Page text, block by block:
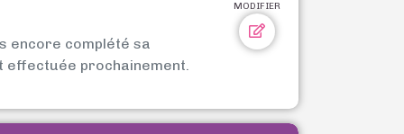
MODIFIER
encore complété sa
effectuée prochainement.